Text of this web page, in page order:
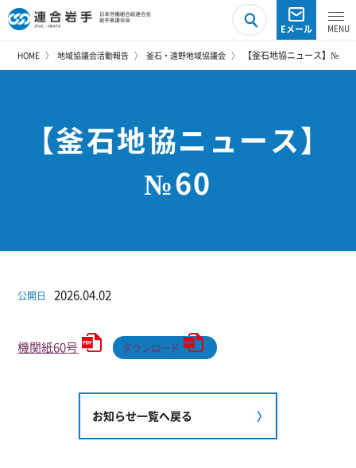
Eメール
HOME 地域協議会活動報告 釜石・遠野地域協議会 【釜石地協ニュース】№60
【釜石地協ニュース】
№60
公開日 2026.04.02
機関紙60号 ダウンロード
お知らせ一覧へ戻る